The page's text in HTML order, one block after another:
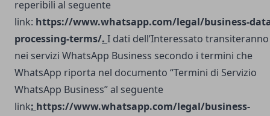
reperibili al seguente
link: https://www.whatsapp.com/legal/business-
processing-terms/. I dati dell’Interessato transiteranno
nei servizi WhatsApp Business secondo i termini che
WhatsApp riporta nel documento “Termini di Servizio
WhatsApp Business” al seguente
link: https://www.whatsapp.com/legal/business-